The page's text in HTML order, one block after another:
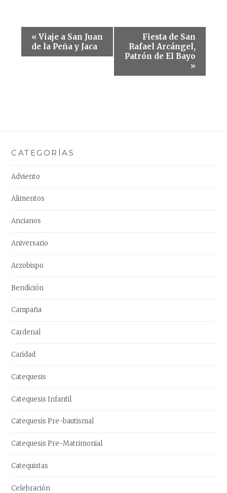
Navegación
del
« Viaje a San Juan
de la Peña y Jaca
Fiesta de San
Rafael Arcángel,
Patrón de El Bayo
»
CATEGORÍAS
Adviento
Alimentos
Ancianos
Aniversario
Arzobispo
Bendición
Campaña
Cardenal
Caridad
Catequesis
Catequesis Infantil
Catequesis Pre-bautismal
Catequesis Pre-Matrimonial
Catequistas
Celebración